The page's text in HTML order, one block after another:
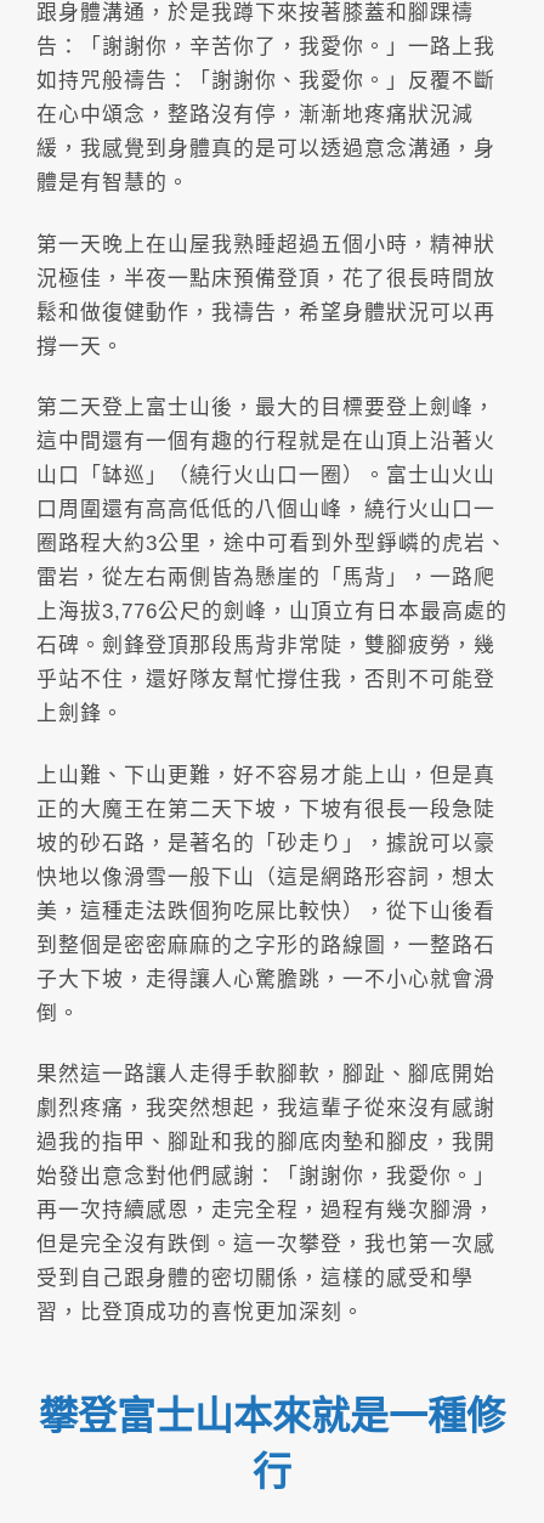
跟身體溝通，於是我蹲下來按著膝蓋和腳踝禱
告：「謝謝你，辛苦你了，我愛你。」一路上我
如持咒般禱告：「謝謝你、我愛你。」反覆不斷
在心中頌念，整路沒有停，漸漸地疼痛狀況減
緩，我感覺到身體真的是可以透過意念溝通，身
體是有智慧的。
第一天晚上在山屋我熟睡超過五個小時，精神狀
況極佳，半夜一點床預備登頂，花了很長時間放
鬆和做復健動作，我禱告，希望身體狀況可以再
撐一天。
第二天登上富士山後，最大的目標要登上劍峰，
這中間還有一個有趣的行程就是在山頂上沿著火
山口「缽巡」（繞行火山口一圈）。富士山火山
口周圍還有高高低低的八個山峰，繞行火山口一
圈路程大約3公里，途中可看到外型錚嶙的虎岩、
雷岩，從左右兩側皆為懸崖的「馬背」，一路爬
上海拔3,776公尺的劍峰，山頂立有日本最高處的
石碑。劍鋒登頂那段馬背非常陡，雙腳疲勞，幾
乎站不住，還好隊友幫忙撐住我，否則不可能登
上劍鋒。
上山難、下山更難，好不容易才能上山，但是真
正的大魔王在第二天下坡，下坡有很長一段急陡
坡的砂石路，是著名的「砂走り」，據說可以豪
快地以像滑雪一般下山（這是網路形容詞，想太
美，這種走法跌個狗吃屎比較快），從下山後看
到整個是密密麻麻的之字形的路線圖，一整路石
子大下坡，走得讓人心驚膽跳，一不小心就會滑
倒。
果然這一路讓人走得手軟腳軟，腳趾、腳底開始
劇烈疼痛，我突然想起，我這輩子從來沒有感謝
過我的指甲、腳趾和我的腳底肉墊和腳皮，我開
始發出意念對他們感謝：「謝謝你，我愛你。」
再一次持續感恩，走完全程，過程有幾次腳滑，
但是完全沒有跌倒。這一次攀登，我也第一次感
受到自己跟身體的密切關係，這樣的感受和學
習，比登頂成功的喜悅更加深刻。
攀登富士山本來就是一種修
行